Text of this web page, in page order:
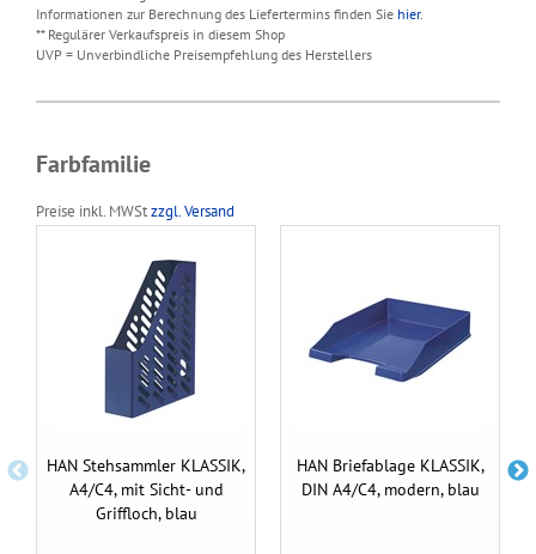
Informationen zur Berechnung des Liefertermins finden Sie hier.
** Regulärer Verkaufspreis in diesem Shop
UVP = Unverbindliche Preisempfehlung des Herstellers
Farbfamilie
Preise inkl. MWStzzgl. Versand
HAN Stehsammler KLASSIK,
A4/C4, mit Sicht- und
Griffloch, blau
HAN Briefablage KLASSIK,
DIN A4/C4, modern, blau